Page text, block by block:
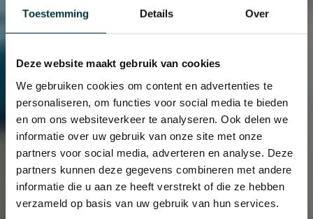
Toestemming Details Over
Deze website maakt gebruik van cookies
We gebruiken cookies om content en advertenties te
personaliseren, om functies voor social media te bieden
en om ons websiteverkeer te analyseren. Ook delen we
informatie over uw gebruik van onze site met onze
partners voor social media, adverteren en analyse. Deze
partners kunnen deze gegevens combineren met andere
informatie die u aan ze heeft verstrekt of die ze hebben
verzameld op basis van uw gebruik van hun services.